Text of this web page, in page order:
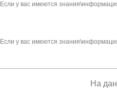
Если у вас имеются
Если у вас имеются
На